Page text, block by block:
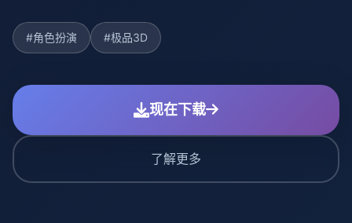
#角色扮演 #极品3D
现在下载
了解更多